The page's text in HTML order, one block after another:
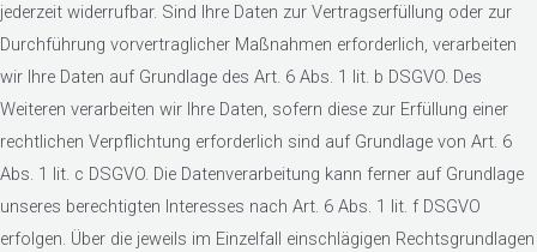
jederzeit widerrufbar. Sind Ihre Daten zur Vertragserfüllung oder zur
Durchführung vorvertraglicher Maßnahmen erforderlich, verarbeiten
wir Ihre Daten auf Grundlage des Art. 6 Abs. 1 lit. b DSGVO. Des
Weiteren verarbeiten wir Ihre Daten, sofern diese zur Erfüllung einer
rechtlichen Verpflichtung erforderlich sind auf Grundlage von Art. 6
Abs. 1 lit. c DSGVO. Die Datenverarbeitung kann ferner auf Grundlage
unseres berechtigten Interesses nach Art. 6 Abs. 1 lit. f DSGVO
erfolgen. Über die jeweils im Einzelfall einschlägigen Rechtsgrundlagen